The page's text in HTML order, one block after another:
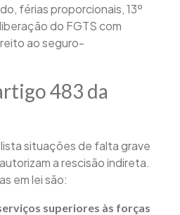
férias proporcionais, 13º
do FGTS com
ao seguro-
483 da
situações de falta grave
a rescisão indireta.
em lei são:
superiores às forças